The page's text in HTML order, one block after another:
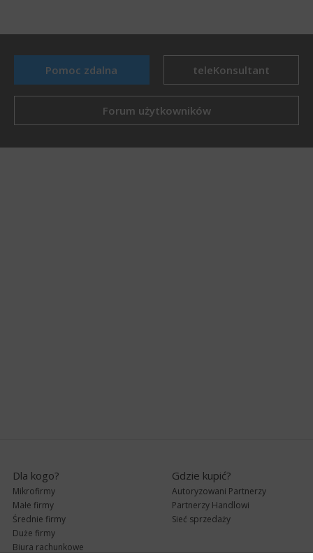
Pomoc zdalna teleKonsultant
Forum użytkowników
Dla kogo?
Mikrofirmy
Małe firmy
Średnie firmy
Duże firmy
Biura rachunkowe
Gdzie kupić?
Autoryzowani Partnerzy
Partnerzy Handlowi
Sieć sprzedaży